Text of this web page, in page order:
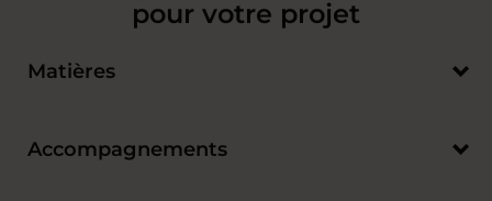
pour votre projet
Matières
Accompagnements